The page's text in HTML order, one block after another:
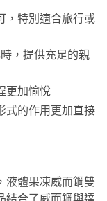
，特別適合旅行或
，提供充足的親
更加愉悅
式的作用更加直接
液體果凍威而鋼雙